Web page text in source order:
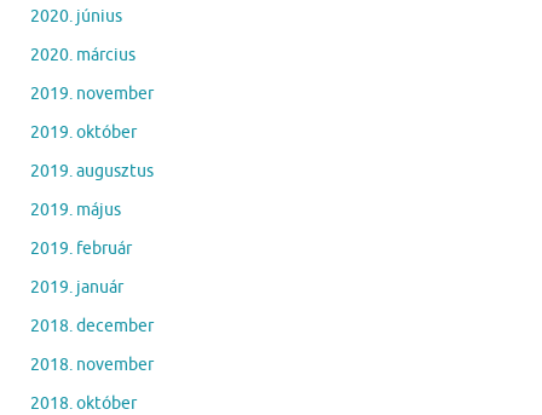
2020. június
2020. március
2019. november
2019. október
2019. augusztus
2019. május
2019. február
2019. január
2018. december
2018. november
2018. október